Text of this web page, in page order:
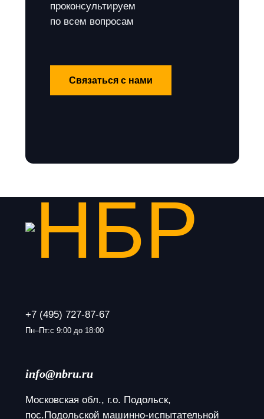
проконсультируем
по всем вопросам
Связаться с нами
+7 (495) 727-87-67
Пн–Пт:с 9:00 до 18:00
info@nbru.ru
Московская обл., г.о. Подольск,
пос.Подольской машинно-испытательной